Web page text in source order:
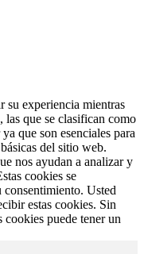
su experiencia mientras
las que se clasifican como
que son esenciales para
del sitio web.
nos ayudan a analizar y
cookies se
consentimiento. Usted
estas cookies. Sin
cookies puede tener un